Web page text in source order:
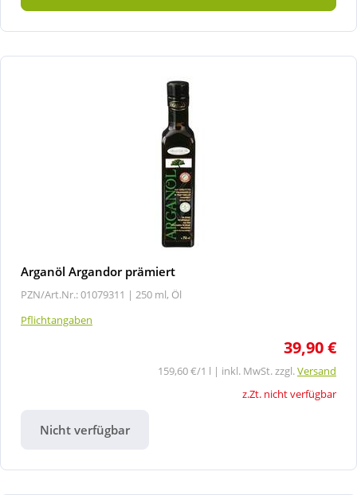
Arganöl Argandor prämiert
PZN/Art.Nr.: 01079311 | 250 ml, Öl
Pflichtangaben
39,90 €
159,60 €/1 l | inkl. MwSt. zzgl.Versand
z.Zt. nicht verfügbar
Nicht verfügbar